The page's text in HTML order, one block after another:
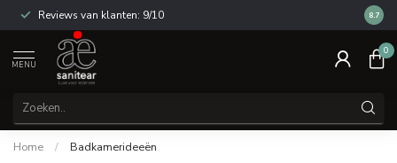
Reviews van klanten: 9/10 14
8.7
MENU
0
Home / Badkamerideeën